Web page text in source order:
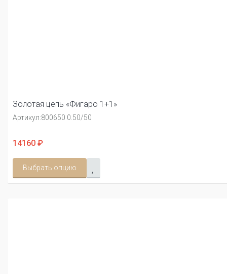
Золотая цепь «Фигаро 1+1»
Артикул:800650 0.50/50
14160 ₽
Выбрать опцию